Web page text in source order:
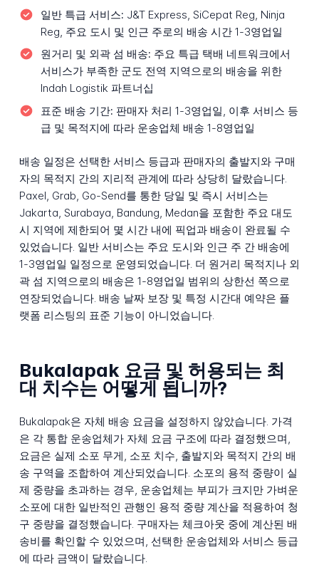
일반 특급 서비스: J&T Express, SiCepat Reg, Ninja
Reg, 주요 도시 및 인근 주로의 배송 시간 1-3영업일
원거리 및 외곽 섬 배송: 주요 특급 택배 네트워크에서
서비스가 부족한 군도 전역 지역으로의 배송을 위한
Indah Logistik 파트너십
표준 배송 기간: 판매자 처리 1-3영업일, 이후 서비스 등
급 및 목적지에 따라 운송업체 배송 1-8영업일
배송 일정은 선택한 서비스 등급과 판매자의 출발지와 구매
자의 목적지 간의 지리적 관계에 따라 상당히 달랐습니다.
Paxel, Grab, Go-Send를 통한 당일 및 즉시 서비스는
Jakarta, Surabaya, Bandung, Medan을 포함한 주요 대도
시 지역에 제한되어 몇 시간 내에 픽업과 배송이 완료될 수
있었습니다. 일반 서비스는 주요 도시와 인근 주 간 배송에
1-3영업일 일정으로 운영되었습니다. 더 원거리 목적지나 외
곽 섬 지역으로의 배송은 1-8영업일 범위의 상한선 쪽으로
연장되었습니다. 배송 날짜 보장 및 특정 시간대 예약은 플
랫폼 리스팅의 표준 기능이 아니었습니다.
Bukalapak 요금 및 허용되는 최
대 치수는 어떻게 됩니까?
Bukalapak은 자체 배송 요금을 설정하지 않았습니다. 가격
은 각 통합 운송업체가 자체 요금 구조에 따라 결정했으며,
요금은 실제 소포 무게, 소포 치수, 출발지와 목적지 간의 배
송 구역을 조합하여 계산되었습니다. 소포의 용적 중량이 실
제 중량을 초과하는 경우, 운송업체는 부피가 크지만 가벼운
소포에 대한 일반적인 관행인 용적 중량 계산을 적용하여 청
구 중량을 결정했습니다. 구매자는 체크아웃 중에 계산된 배
송비를 확인할 수 있었으며, 선택한 운송업체와 서비스 등급
에 따라 금액이 달랐습니다.